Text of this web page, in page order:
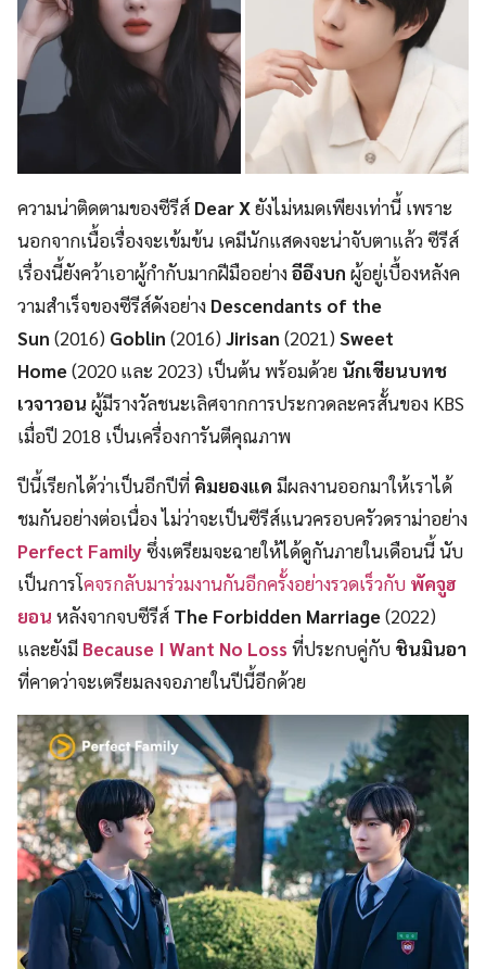
ความน่าติดตามของซีรีส์ Dear Xยังไม่หมดเพียงเท่านี้ เพราะ
นอกจากเนื้อเรื่องจะเข้มข้น เคมีนักแสดงจะน่าจับตาแล้ว ซีรีส์
เรื่องนี้ยังคว้าเอาผู้กำกับมากฝีมืออย่างอีอึงบก ผู้อยู่เบื้องหลังค
วามสำเร็จของซีรีส์ดังอย่าง Descendants of the
Sun (2016) Goblin (2016) Jirisan (2021) Sweet
Home(2020 และ 2023) เป็นต้น พร้อมด้วย นักเขียนบทช
เวจาวอน ผู้มีรางวัลชนะเลิศจากการประกวดละครสั้นของ KBS
เมื่อปี 2018 เป็นเครื่องการันตีคุณภาพ
ปีนี้เรียกได้ว่าเป็นอีกปีที่ คิมยองแด มีผลงานออกมาให้เราได้
ชมกันอย่างต่อเนื่อง ไม่ว่าจะเป็นซีรีส์แนวครอบครัวดราม่าอย่าง
Perfect Familyซึ่งเตรียมจะฉายให้ได้ดูกันภายในเดือนนี้ นับ
เป็นการโคจรกลับมาร่วมงานกันอีกครั้งอย่างรวดเร็วกับ พัคจูฮ
ยอน หลังจากจบซีรีส์ The Forbidden Marriage(2022)
และยังมี Because I Want No Loss ที่ประกบคู่กับ ชินมินอา
ที่คาดว่าจะเตรียมลงจอภายในปีนี้อีกด้วย